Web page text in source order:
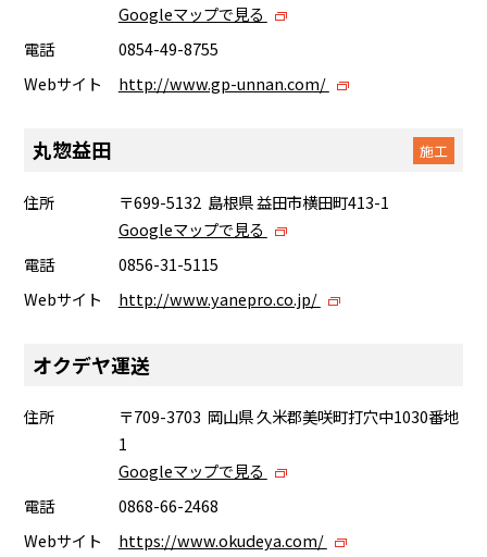
Googleマップで見る
電話
0854-49-8755
Webサイト
http://www.gp-unnan.com/
丸惣益田 施工
住所
〒699-5132 島根県 益田市横田町413-1
Googleマップで見る
電話
0856-31-5115
Webサイト
http://www.yanepro.co.jp/
オクデヤ運送
住所
〒709-3703 岡山県 久米郡美咲町打穴中1030番地
1
Googleマップで見る
電話
0868-66-2468
Webサイト
https://www.okudeya.com/